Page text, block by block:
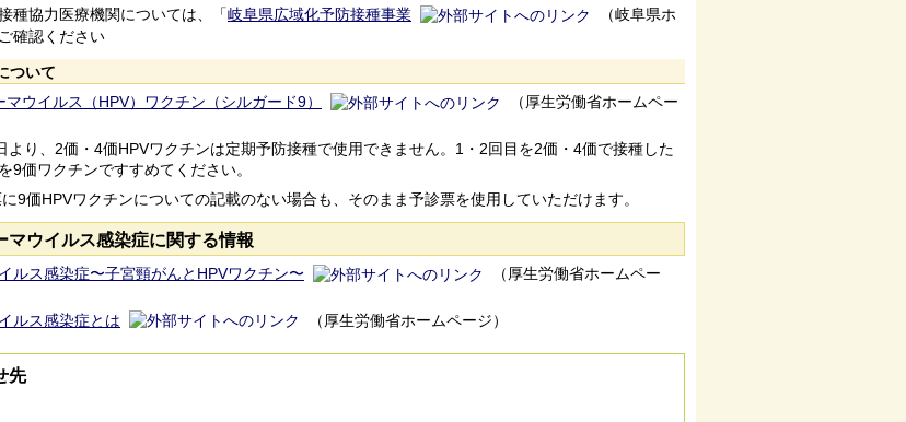
種協力医療機関については、「岐阜県広域化予防接種事業
（岐阜県ホ
確認ください
ついて
ウイルス（HPV）ワクチン（シルガード9）
（厚生労働省ホームペー
り、2価・4価HPVワクチンは定期予防接種で使用できません。1・2回目を2価・4価で接種した
9価ワクチンですすめてください。
9価HPVワクチンについての記載のない場合も、そのまま予診票を使用していただけます。
マウイルス感染症に関する情報
ルス感染症〜子宮頸がんとHPVワクチン〜
（厚生労働省ホームペー
ルス感染症とは
（厚生労働省ホームページ）
先